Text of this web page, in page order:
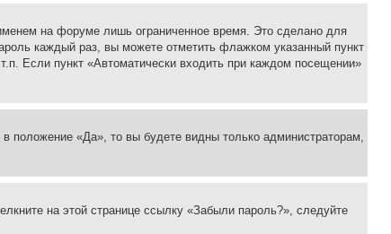
на форуме лишь ограниченное время. Это сделано для
каждый раз, вы можете отметить флажком указанный пункт
Если пункт «Автоматически входить при каждом посещении»
положение «Да», то вы будете видны только администраторам,
на этой странице ссылку «Забыли пароль?», следуйте